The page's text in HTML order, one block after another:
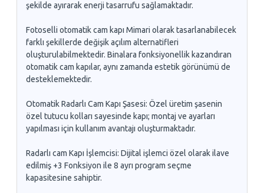
şekilde ayırarak enerji tasarrufu sağlamaktadır.
Fotoselli otomatik cam kapı Mimari olarak tasarlanabilecek
farklı şekillerde değişik açılım alternatifleri
oluşturulabilmektedir. Binalara fonksiyonellik kazandıran
otomatik cam kapılar, aynı zamanda estetik görünümü de
desteklemektedir.
Otomatik Radarlı Cam Kapı Şasesi: Özel üretim şasenin
özel tutucu kolları sayesinde kapı; montaj ve ayarları
yapılması için kullanım avantajı oluşturmaktadır.
Radarlı cam Kapı İşlemcisi: Dijital işlemci özel olarak ilave
edilmiş +3 Fonksiyon ile 8 ayrı program seçme
kapasitesine sahiptir.